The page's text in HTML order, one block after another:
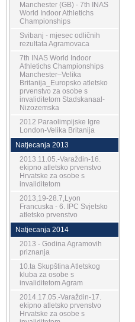
Manchester (GB) - 7th INAS
World Indoor Athletichs
Championships
Svibanj - mjesec odličnih
rezultata Agramovaca
7th INAS World Indoor
Athletichs Championships
Manchester–Velika
Britanija_Europsko atletsko
prvenstvo za osobe s
invaliditetom Stadskanaal-
Nizozemska
2012 Paraolimpijske Igre
London-Velika Britanija
Natjecanja 2013
2013.11.05.-Varaždin-16.
ekipno atletsko prvenstvo
Hrvatske za osobe s
invaliditetom
2013,19-28.7,Lyon
Francuska - 6. IPC Svjetsko
atletsko prvenstvo
Natjecanja 2014
2013 - Godina Agramovih
priznanja
10.ta Skupština Atletskog
kluba za osobe s
invaliditetom Agram
2014.17.05.-Varaždin-17.
ekipno atletsko prvenstvo
Hrvatske za osobe s